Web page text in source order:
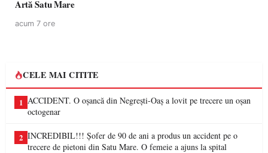
Artă Satu Mare
acum 7 ore
CELE MAI CITITE
1 ACCIDENT. O oșancă din Negrești-Oaș a lovit pe trecere un oșan
octogenar
2 INCREDIBIL!!! Șofer de 90 de ani a produs un accident pe o
trecere de pietoni din Satu Mare. O femeie a ajuns la spital